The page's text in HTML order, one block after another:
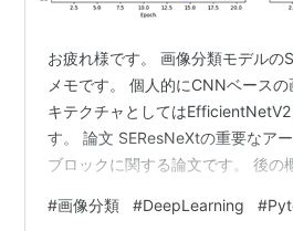
お疲れ様です。 画像分類モデルの
メモです。 個人的にCNNベース
キテクチャとしては
す。 論文 SEResNeXtの重要なア
ブロックに関する論文です。 後の
たものがSEResNeXtと呼ばれてい
#画像分類 #DeepLearning #